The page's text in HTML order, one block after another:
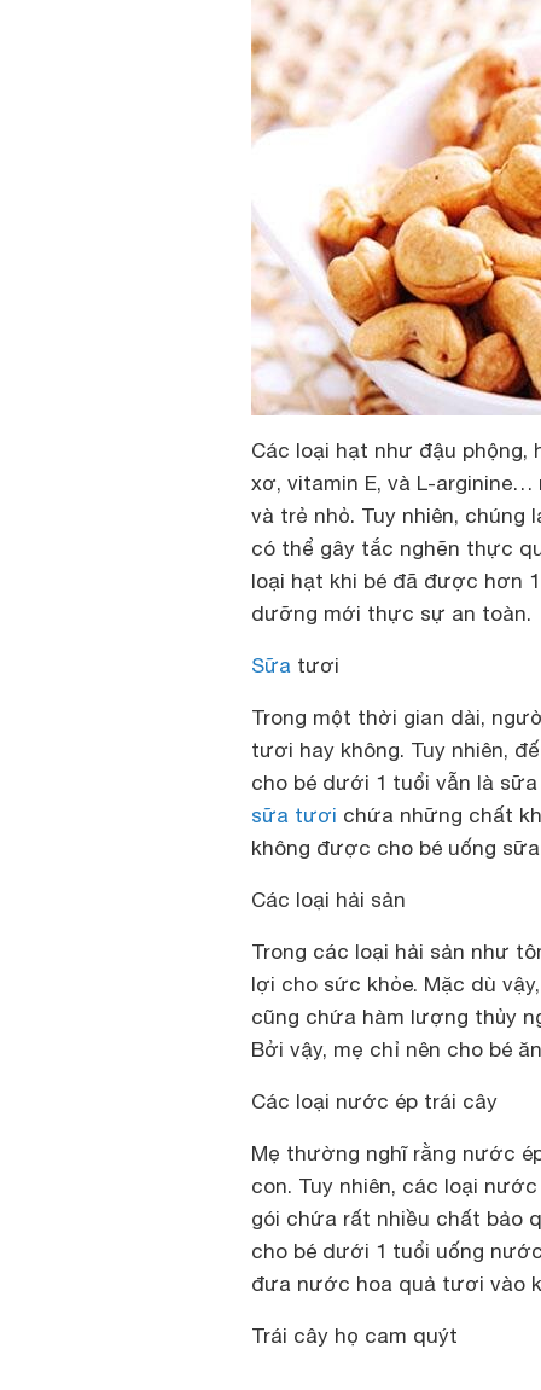
Các loại hạt như đậu
xơ, vitamin E, và L-
và trẻ nhỏ. Tuy nhiên, chúng
có thể gây tắc nghẽn thực
loại hạt khi bé đã được hơn
dưỡng mới thực sự an toàn.
Sữa tươi
Trong một thời gian dài,
tươi hay không. Tuy nhiên,
cho bé dưới 1 tuổi vẫn là
sữa tươi chứa những chất
không được cho bé uống
Các loại hải sản
Trong các loại hải sản như
lợi cho sức khỏe. Mặc dù
cũng chứa hàm lượng thủy
Bởi vậy, mẹ chỉ nên cho bé
Các loại nước ép trái cây
Mẹ thường nghĩ rằng nước
con. Tuy nhiên, các loại
gói chứa rất nhiều chất bảo
cho bé dưới 1 tuổi uống
đưa nước hoa quả tươi vào
Trái cây họ cam quýt